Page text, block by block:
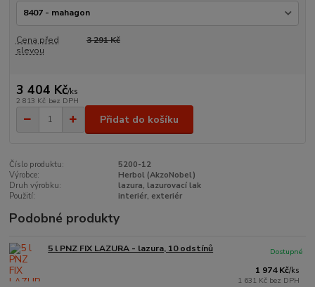
Cena před
slevou
3 291 Kč
3 404 Kč/ks
2 813 Kč bez DPH
Přidat do košíku
Číslo produktu:
5200-12
Výrobce:
Herbol (AkzoNobel)
Druh výrobku:
lazura, lazurovací lak
Použití:
interiér, exteriér
Podobné produkty
5 l PNZ FIX LAZURA - lazura, 10 odstínů
1 974 Kč/ks
1 631 Kč bez DPH
Dostupné